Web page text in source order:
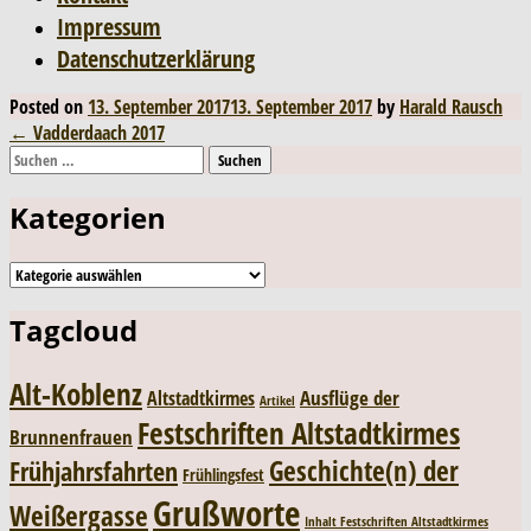
Impressum
Datenschutzerklärung
Posted on 13. September 201713. September 2017by Harald Rausch
Post
navigation
← Vadderdaach 2017
Suchen
Kategorien
Kategorien
Tagcloud
Alt-KoblenzAltstadtkirmes Artikel Ausflüge der
Brunnenfrauen Festschriften Altstadtkirmes
Frühjahrsfahrten Frühlingsfest Geschichte(n) der
WeißergasseGrußworte Inhalt Festschriften Altstadtkirmes